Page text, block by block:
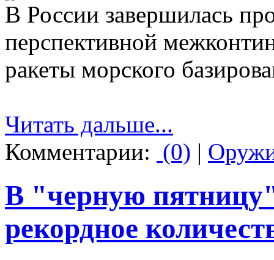
В России завершилась
перспективной
ракеты морского
Читать дальше...
Комментарии: (0) |
В "черную
рекордное